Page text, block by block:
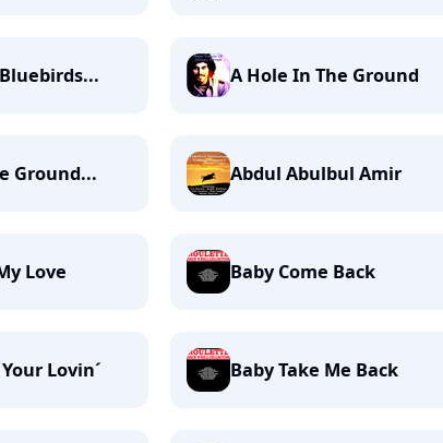
A Hole In The Ground
Ground... Abdul Abulbul Amir
Love Baby Come Back
Lovin´ Baby Take Me Back